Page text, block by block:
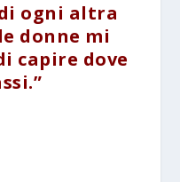
ogni altra
donne mi
capire dove